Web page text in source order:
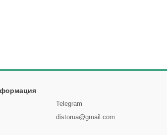
Telegram
distorua@gmail.com